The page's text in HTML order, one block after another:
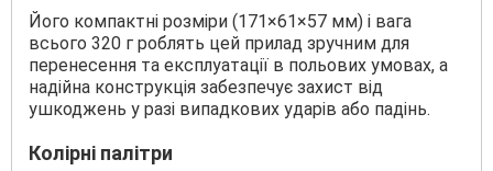
Його компактні розміри (171×61×57 мм) і вага
всього 320 г роблять цей прилад зручним для
перенесення та експлуатації в польових умовах, а
надійна конструкція забезпечує захист від
ушкоджень у разі випадкових ударів або падінь.
Колірні палітри